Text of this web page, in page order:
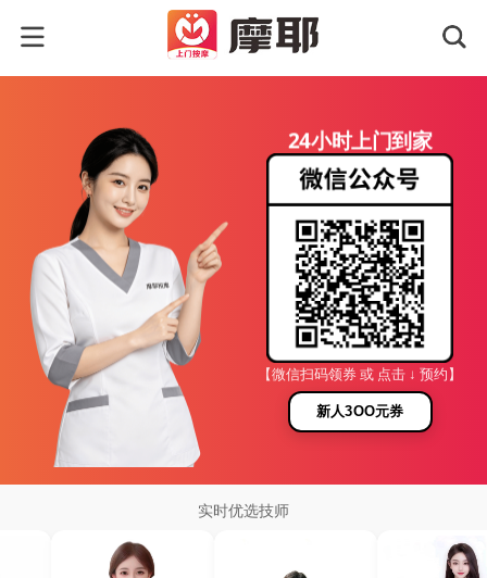
24小时上门到家
【微信扫码领券 或 点击 ↓ 预约】
新人3OO元券
实时优选技师